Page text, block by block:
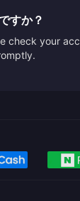
すか？
your